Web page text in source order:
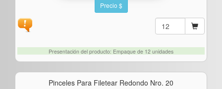
Precio $
Presentación del producto: Empaque de 12 unidades
Pinceles Para Filetear Redondo Nro. 20